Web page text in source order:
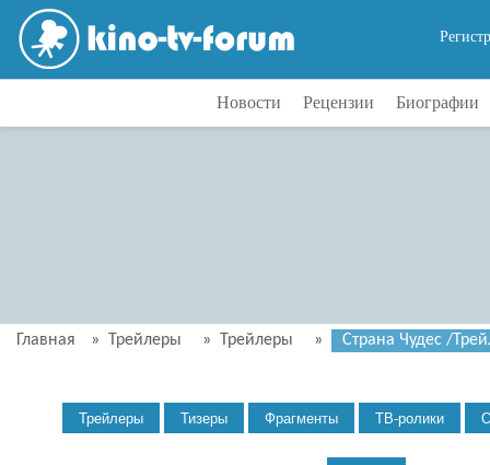
Новости Рецензии Биографии
Главная » Трейлеры » Трейлеры » Страна Чудес /